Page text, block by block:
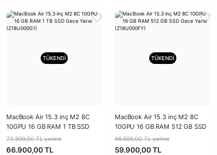
TÜKENDİ
MacBook Air 15.3 inç M2 8C
10GPU 16 GB RAM 1 TB SSD
Gece Yarısı (Z18U000G1)
73.899,00 TL yerine
66.900,00 TL
TÜKENDİ
MacBook Air 15.3 inç M2 8C
10GPU 16 GB RAM 512 GB SSD
Gece Yarısı (Z18U000FY)
66.699,00 TL yerine
59.900,00 TL